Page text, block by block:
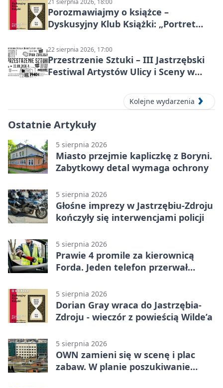
21 sierpnia 2026, 18:00
Porozmawiajmy o książce –
Dyskusyjny Klub Książki: „Portret
22 sierpnia 2026, 17:00
Przestrzenie Sztuki – III Jastrzębski
Festiwal Artystów Ulicy i Sceny w
Kolejne wydarzenia
Ostatnie Artykuły
5 sierpnia 2026
Miasto przejmie kapliczkę z Boryni.
Zabytkowy detal wymaga ochrony
5 sierpnia 2026
Głośne imprezy w Jastrzębiu-Zdroju
kończyły się interwencjami policji
5 sierpnia 2026
Prawie 4 promile za kierownicą
Forda. Jeden telefon przerwał
5 sierpnia 2026
Dorian Gray wraca do Jastrzębia-
Zdroju - wieczór z powieścią Wilde’a
5 sierpnia 2026
OWN zamieni się w scenę i plac
zabaw. W planie poszukiwanie